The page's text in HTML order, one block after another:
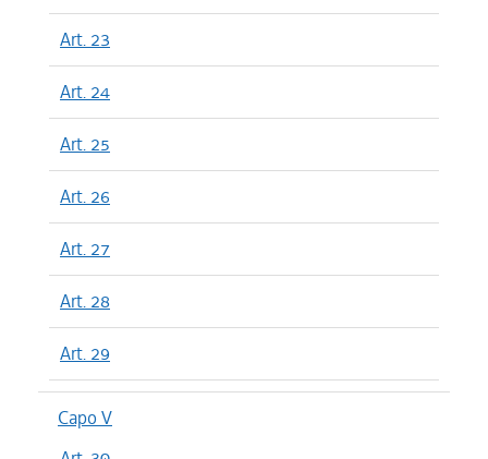
Art. 23
Art. 24
Art. 25
Art. 26
Art. 27
Art. 28
Art. 29
Capo V